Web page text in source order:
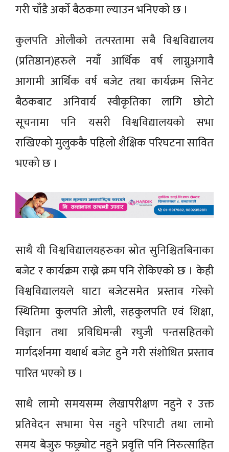
गरी चाँडै अर्काे बैठकमा ल्याउन भनिएको छ ।
कुलपति ओलीको तत्परतामा सबै विश्वविद्यालय
(प्रतिष्ठान)हरुले नयाँ आर्थिक वर्ष लाग्नुअगावै
आगामी आर्थिक वर्ष बजेट तथा कार्यक्रम सिनेट
बैठकबाट अनिवार्य स्वीकृतिका लागि छोटो
सूचनामा पनि यसरी विश्वविद्यालयको सभा
राखिएको मुलुककै पहिलो शैक्षिक परिघटना सावित
भएको छ ।
साथै यी विश्वविद्यालयहरुका स्रोत सुनिश्चितबिनाका
बजेट र कार्यक्रम राख्ने क्रम पनि रोकिएको छ । केही
विश्वविद्यालयले घाटा बजेटसमेत प्रस्ताव गरेको
स्थितिमा कुलपति ओली, सहकुलपति एवं शिक्षा,
विज्ञान तथा प्रविधिमन्त्री रघुजी पन्तसहितको
मार्गदर्शनमा यथार्थ बजेट हुने गरी संशोधित प्रस्ताव
पारित भएको छ ।
साथै लामो समयसम्म लेखापरीक्षण नहुने र उक्त
प्रतिवेदन सभामा पेस नहुने परिपाटी तथा लामो
समय बेजुरु फछ्र्योट नहुने प्रवृत्ति पनि निरुत्साहित